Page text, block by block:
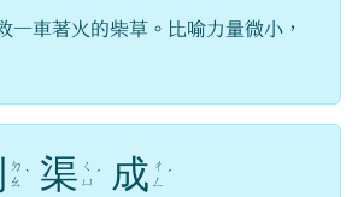
一車著火的柴草。比喻力量微小，
ㄉ
ㄠ ˋ 渠 ㄑ
ㄩ ˊ 成 ㄔ
ㄥ
ˊ